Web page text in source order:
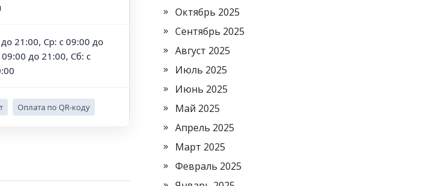
21:00, Ср: с 09:00 до
до 21:00, Сб: с
Оплата по QR-коду
Октябрь 2025
Сентябрь 2025
Август 2025
Июль 2025
Июнь 2025
Май 2025
Апрель 2025
Март 2025
Февраль 2025